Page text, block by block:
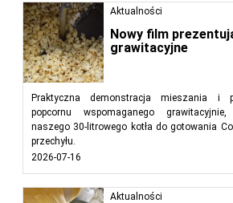
Aktualności
Nowy film
grawitacyjne
Praktyczna demonstracja mieszania i
popcornu wspomaganego
naszego 30-litrowego kotła do gotowania
przechyłu.
2026-07-16
Aktualności